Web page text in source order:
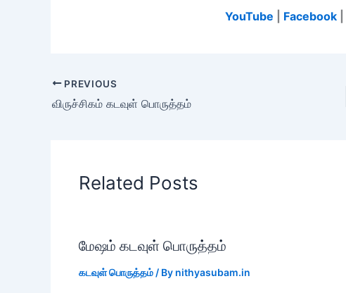
YouTube Facebook|
PREVIOUS
விருச்சிகம் கடவுள் பொருத்தம்
Related Posts
மேஷம் கடவுள் பொருத்தம்
கடவுள் பொருத்தம் / By nithyasubam.in